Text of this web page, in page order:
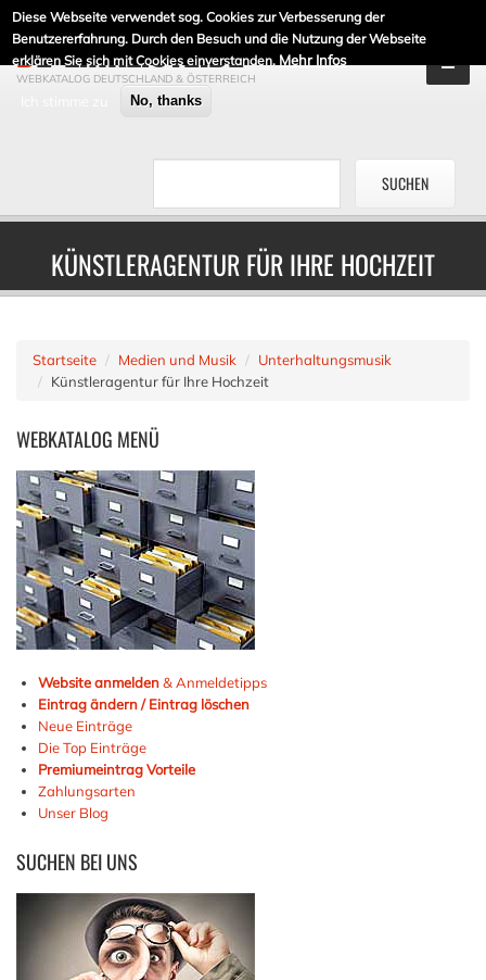
Diese Webseite verwendet sog. Cookies zur Verbesserung der
Benutzererfahrung. Durch den Besuch und die Nutzung der Webseite
erklären Sie sich mit Cookies einverstanden. Mehr Infos
No, thanks
DE-LINKLISTE.DE
WEBKATALOG DEUTSCHLAND & ÖSTERREICH
KÜNSTLERAGENTUR FÜR IHRE HOCHZEIT
Startseite Medien und Musik
Unterhaltungsmusik
Künstleragentur für Ihre Hochzeit
WEBKATALOG MENÜ
Website anmelden& Anmeldetipps
Eintrag ändern / Eintrag löschen
Neue Einträge
Die Top Einträge
Premiumeintrag Vorteile
Zahlungsarten
Unser Blog
SUCHEN BEI UNS